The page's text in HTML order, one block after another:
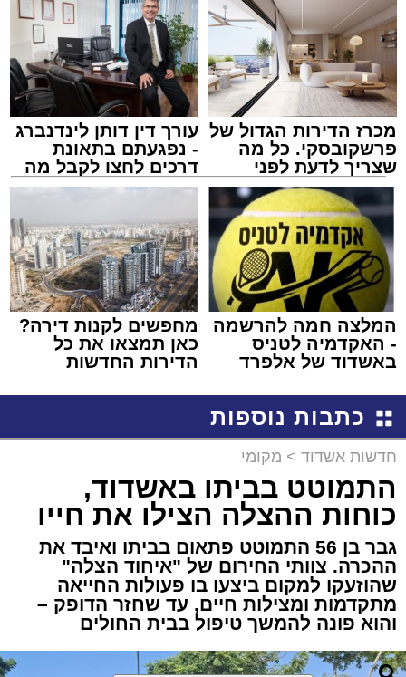
מכרז הדירות הגדול של
פרשקובסקי. כל מה
שצריך לדעת לפני
שמגישים הצעה לדירה
באשדוד
עורך דין דותן לינדנברג
- נפגעתם בתאונת
דרכים לחצו לקבל מה
שמגיע לכם
המלצה חמה להרשמה
- האקדמיה לטניס
באשדוד של אלפרד
מחפשים לקנות דירה?
כאן תמצאו את כל
הדירות החדשות
כתבות נוספות
חדשות אשדוד > מקומי
התמוטט בביתו באשדוד,
כוחות ההצלה הצילו את חייו
גבר בן 56 התמוטט פתאום בביתו ואיבד את
ההכרה. צוותי החירום של "איחוד הצלה"
שהוזעקו למקום ביצעו בו פעולות החייאה
מתקדמות ומצילות חיים, עד שחזר הדופק –
והוא פונה להמשך טיפול בבית החולים